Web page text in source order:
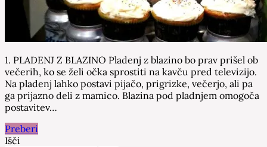
1. PLADENJ Z BLAZINO Pladenj z blazino bo prav prišel ob
večerih, ko se želi očka sprostiti na kavču pred televizijo.
Na pladenj lahko postavi pijačo, prigrizke, večerjo, ali pa
ga prijazno deli z mamico. Blazina pod pladnjem omogoča
postavitev…
Preberi
Išči